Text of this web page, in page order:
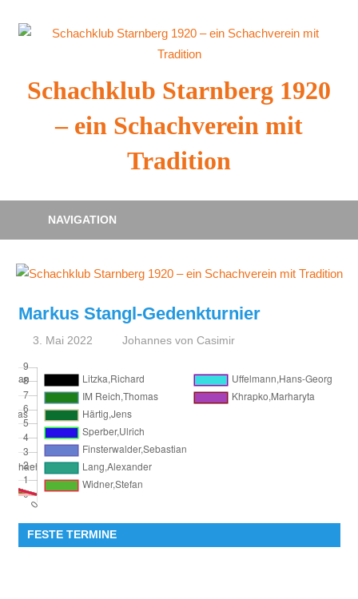
Inhalt
Schachklub Starnberg 1920
– ein Schachverein mit
Tradition
NAVIGATION
Markus Stangl-Gedenkturnier
3. Mai 2022 Johannes von Casimir
FESTE TERMINE